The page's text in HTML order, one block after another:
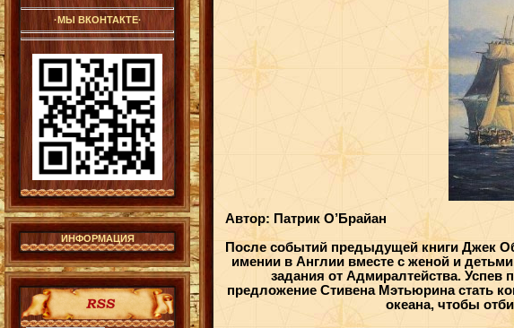
·МЫ ВКОНТАКТЕ·
ИНФОРМАЦИЯ
Автор: Патрик О’Брайан
После событий предыдущей книги Джек
имении в Англии вместе с женой и
задания от Адмиралтейства. Успев
предложение Стивена Мэтьюрина стать
океана, чтобы